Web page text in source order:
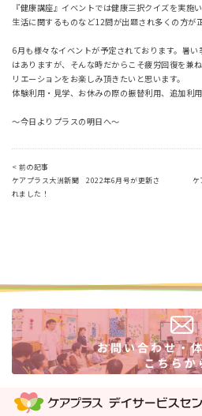
『健康講座』イベントでは健康三択クイズを実施
生活に関するものなど12問が出題され多くの方が
6月も様々なイベントが予定されております。暑
はありますが、そんな時だからこそ疲労回復を兼
リエーションをお楽しみ頂きたいと思います。
体験利用・見学、お休みの際の振替利用、追加利
～今日よりプラスの明日へ～
< 前の記事
ケアプラス大洲新聞 2022年6月号が更新さ
れました！